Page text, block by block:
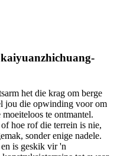
het die krag om berge
jou die opwinding voor om
te ontmantel.
hoe rof die terrein is nie,
sonder enige nadele.
is geskik vir 'n